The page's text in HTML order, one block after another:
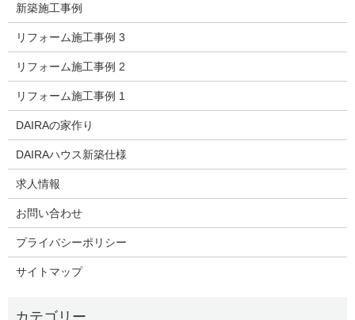
新築施工事例
リフォーム施工事例 3
リフォーム施工事例 2
リフォーム施工事例 1
DAIRAの家作り
DAIRAハウス新築仕様
求人情報
お問い合わせ
プライバシーポリシー
サイトマップ